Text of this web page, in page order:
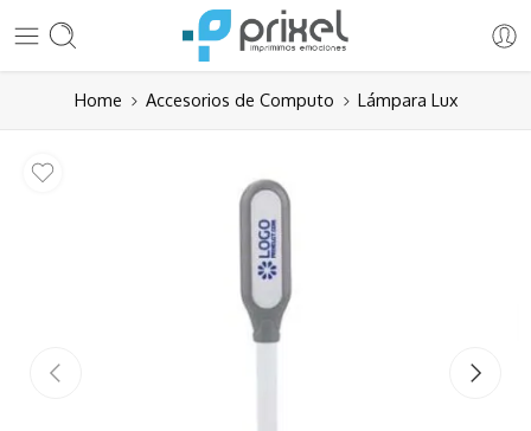
Home Accesorios de Computo Lámpara Lux